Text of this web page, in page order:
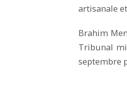
artisanale
Brahim
Tribunal
septembre